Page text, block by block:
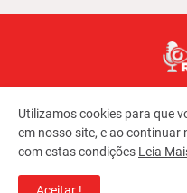
Utilizamos cookies para que
em nosso site, e ao continuar
com estas condições Leia